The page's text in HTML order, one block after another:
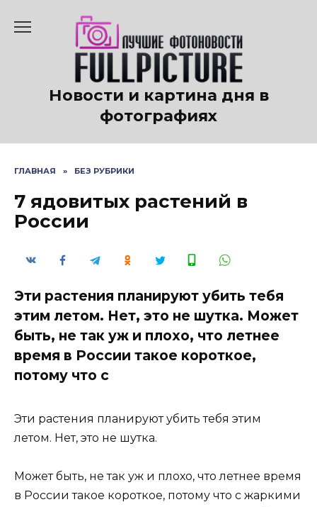
содержанию
Новости и картина дня в
фотографиях
ГЛАВНАЯ » БЕЗ РУБРИКИ
7 ядовитых растений в
России
Эти растения планируют убить тебя
этим летом. Нет, это не шутка. Может
быть, не так уж и плохо, что летнее
время в России такое короткое,
потому что с
Эти растения планируют убить тебя этим
летом. Нет, это не шутка.
Может быть, не так уж и плохо, что летнее время
в России такое короткое, потому что с жаркими